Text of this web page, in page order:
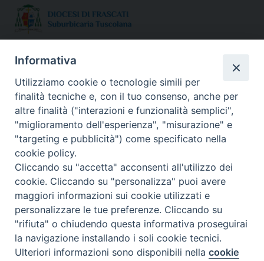
SEDE:
Piazza Paolo III 10 - 00044 Frascati
Tel. 069420467
Email:
seguici su :
YouTube
Preferenze Cookie
Informativa
Utilizziamo cookie o tecnologie simili per
finalità tecniche e, con il tuo consenso, anche per
altre finalità ("interazioni e funzionalità semplici",
"miglioramento dell'esperienza", "misurazione" e
"targeting e pubblicità") come specificato nella
cookie policy.
Cliccando su "accetta" acconsenti all'utilizzo dei
cookie. Cliccando su "personalizza" puoi avere
maggiori informazioni sui cookie utilizzati e
personalizzare le tue preferenze. Cliccando su
"rifiuta" o chiudendo questa informativa proseguirai
la navigazione installando i soli cookie tecnici.
Ulteriori informazioni sono disponibili nellacookie